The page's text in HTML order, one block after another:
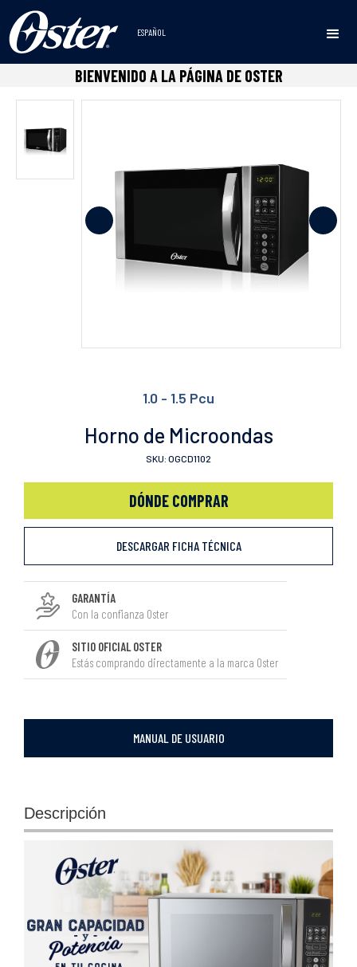
ESPAÑOL
BIENVENIDO A LA PÁGINA DE OSTER
Inicio • Microondas • 1.0 - 1.5 Pcu • Horno de Microondas
1.0 - 1.5 Pcu
Horno de Microondas
SKU: OGCD1102
DÓNDE COMPRAR
DESCARGAR FICHA TÉCNICA
GARANTÍA
Con la confianza Oster
SITIO OFICIAL OSTER
Estás comprando directamente a la marca Oster
MANUAL DE USUARIO
Descripción